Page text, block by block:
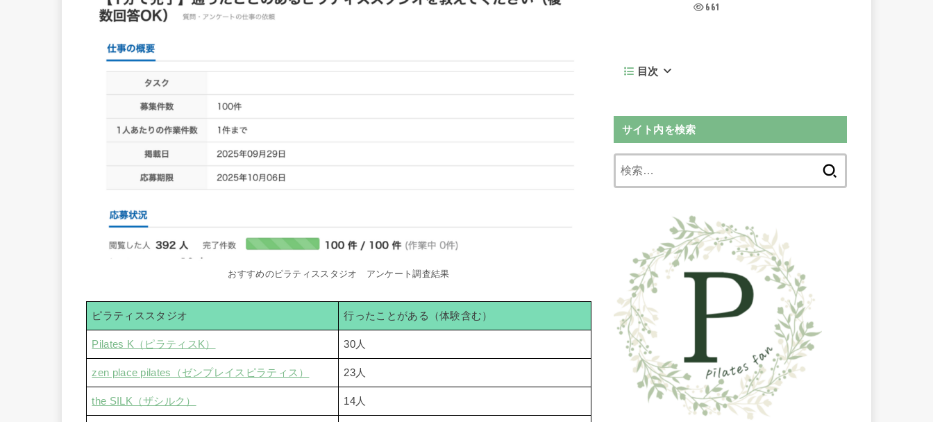
おすすめのピラティススタジオ アンケート調査結果
ピラティススタジオ 行ったことがある（体験含む）
Pilates K（ピラティスK） 30人
zen place pilates（ゼンプレイスピラティス） 23人
the SILK（ザシルク） 14人
661
目次
サイト内を検索